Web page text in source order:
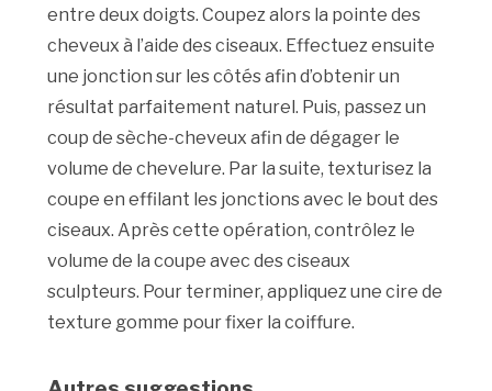
entre deux doigts. Coupez alors la pointe des
cheveux à l’aide des ciseaux. Effectuez ensuite
une jonction sur les côtés afin d’obtenir un
résultat parfaitement naturel. Puis, passez un
coup de sèche-cheveux afin de dégager le
volume de chevelure. Par la suite, texturisez la
coupe en effilant les jonctions avec le bout des
ciseaux. Après cette opération, contrôlez le
volume de la coupe avec des ciseaux
sculpteurs. Pour terminer, appliquez une cire de
texture gomme pour fixer la coiffure.